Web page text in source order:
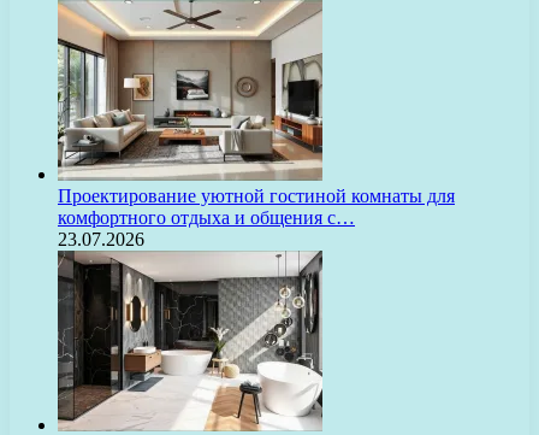
Проектирование уютной гостиной комнаты для
комфортного отдыха и общения с…
23.07.2026